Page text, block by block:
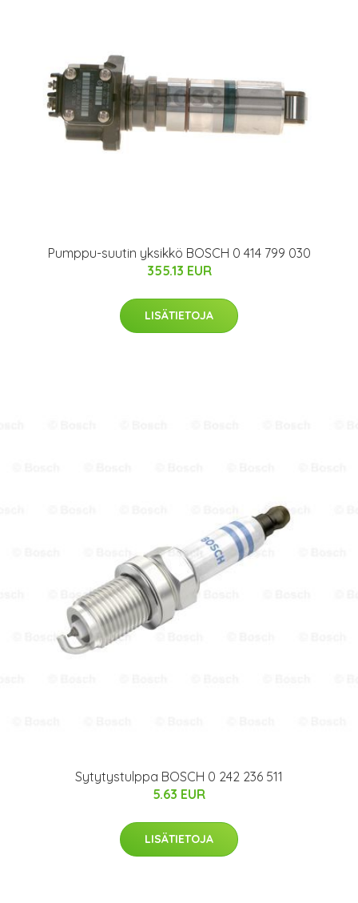
Pumppu-suutin yksikkö BOSCH 0 414 799 030
355.13 EUR
LISÄTIETOJA
Sytytystulppa BOSCH 0 242 236 511
5.63 EUR
LISÄTIETOJA